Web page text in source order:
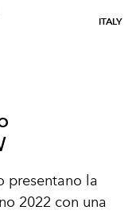
ITALY
presentano la
2022 con una